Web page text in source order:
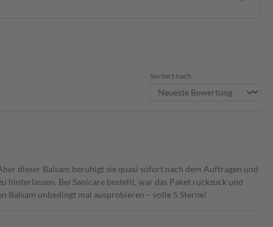
Sortiert nach
dieser Balsam beruhigt sie quasi sofort nach dem Auftragen und
Bei Sanicare bestellt, war das Paket ruckzuck und
unbedingt mal ausprobieren – volle 5 Sterne!